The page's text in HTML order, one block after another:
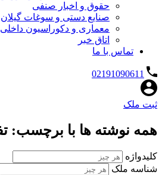
حقوق و اخبار صنفی
صنایع دستی و سوغات گیلان
معماری و دکوراسیون داخلی
اتاق خبر
تماس با ما
02191090611
ثبت ملک
همه نوشته ها با برچسب:
کلیدواژه
شناسه ملک